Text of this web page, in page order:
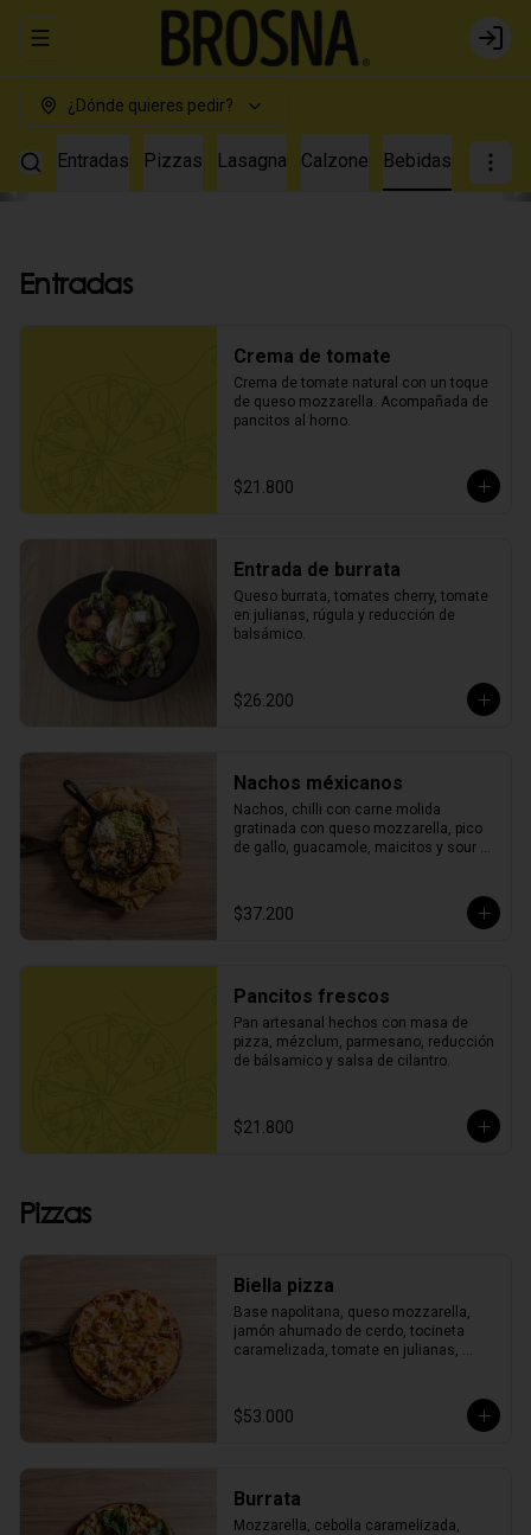
Abrir menu de navegación Login
¿Dónde quieres pedir?
Entradas Pizzas Lasagna Calzone Bebidas
Entradas
Crema de tomate
Crema de tomate natural con un toque
de queso mozzarella. Acompañada de
pancitos al horno.
$21.800
Entrada de burrata
Queso burrata, tomates cherry, tomate
en julianas, rúgula y reducción de
balsámico.
$26.200
Nachos méxicanos
Nachos, chilli con carne molida
gratinada con queso mozzarella, pico
de gallo, guacamole, maicitos y sour
$37.200
Pancitos frescos
Pan artesanal hechos con masa de
pizza, mézclum, parmesano, reducción
de bálsamico y salsa de cilantro.
$21.800
Pizzas
Biella pizza
Base napolitana, queso mozzarella,
jamón ahumado de cerdo, tocineta
caramelizada, tomate en julianas,
$53.000
Burrata
Mozzarella, cebolla caramelizada,